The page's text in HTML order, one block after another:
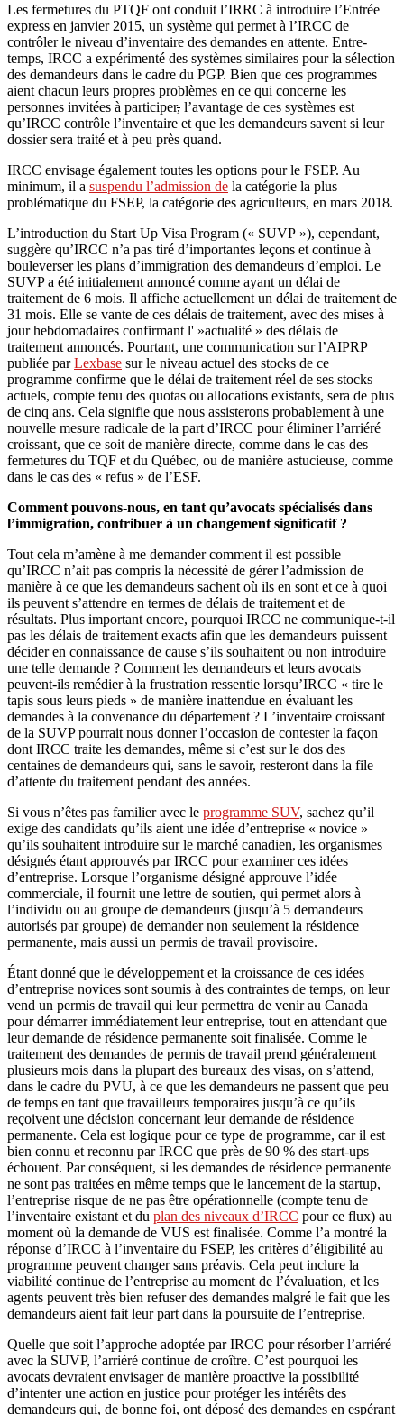
Les fermetures du PTQF ont conduit l’IRRC à introduire l’Entrée
express en janvier 2015, un système qui permet à l’IRCC de
contrôler le niveau d’inventaire des demandes en attente. Entre-
temps, IRCC a expérimenté des systèmes similaires pour la sélection
des demandeurs dans le cadre du PGP. Bien que ces programmes
aient chacun leurs propres problèmes en ce qui concerne les
personnes invitées à participer, l’avantage de ces systèmes est
qu’IRCC contrôle l’inventaire et que les demandeurs savent si leur
dossier sera traité et à peu près quand.
IRCC envisage également toutes les options pour le FSEP. Au
minimum, il a suspendu l’admission de la catégorie la plus
problématique du FSEP, la catégorie des agriculteurs, en mars 2018.
L’introduction du Start Up Visa Program (« SUVP »), cependant,
suggère qu’IRCC n’a pas tiré d’importantes leçons et continue à
bouleverser les plans d’immigration des demandeurs d’emploi. Le
SUVP a été initialement annoncé comme ayant un délai de
traitement de 6 mois. Il affiche actuellement un délai de traitement de
31 mois. Elle se vante de ces délais de traitement, avec des mises à
jour hebdomadaires confirmant l' »actualité » des délais de
traitement annoncés. Pourtant, une communication sur l’AIPRP
publiée parLexbase sur le niveau actuel des stocks de ce
programme confirme que le délai de traitement réel de ses stocks
actuels, compte tenu des quotas ou allocations existants, sera de plus
de cinq ans. Cela signifie que nous assisterons probablement à une
nouvelle mesure radicale de la part d’IRCC pour éliminer l’arriéré
croissant, que ce soit de manière directe, comme dans le cas des
fermetures du TQF et du Québec, ou de manière astucieuse, comme
dans le cas des « refus » de l’ESF.
Comment pouvons-nous, en tant qu’avocats spécialisés dans
l’immigration, contribuer à un changement significatif ?
Tout cela m’amène à me demander comment il est possible
qu’IRCC n’ait pas compris la nécessité de gérer l’admission de
manière à ce que les demandeurs sachent où ils en sont et ce à quoi
ils peuvent s’attendre en termes de délais de traitement et de
résultats. Plus important encore, pourquoi IRCC ne communique-t-il
pas les délais de traitement exacts afin que les demandeurs puissent
décider en connaissance de cause s’ils souhaitent ou non introduire
une telle demande ? Comment les demandeurs et leurs avocats
peuvent-ils remédier à la frustration ressentie lorsqu’IRCC « tire le
tapis sous leurs pieds » de manière inattendue en évaluant les
demandes à la convenance du département ? L’inventaire croissant
de la SUVP pourrait nous donner l’occasion de contester la façon
dont IRCC traite les demandes, même si c’est sur le dos des
centaines de demandeurs qui, sans le savoir, resteront dans la file
d’attente du traitement pendant des années.
Si vous n’êtes pas familier avec le programme SUV, sachez qu’il
exige des candidats qu’ils aient une idée d’entreprise « novice »
qu’ils souhaitent introduire sur le marché canadien, les organismes
désignés étant approuvés par IRCC pour examiner ces idées
d’entreprise. Lorsque l’organisme désigné approuve l’idée
commerciale, il fournit une lettre de soutien, qui permet alors à
l’individu ou au groupe de demandeurs (jusqu’à 5 demandeurs
autorisés par groupe) de demander non seulement la résidence
permanente, mais aussi un permis de travail provisoire.
Étant donné que le développement et la croissance de ces idées
d’entreprise novices sont soumis à des contraintes de temps, on leur
vend un permis de travail qui leur permettra de venir au Canada
pour démarrer immédiatement leur entreprise, tout en attendant que
leur demande de résidence permanente soit finalisée. Comme le
traitement des demandes de permis de travail prend généralement
plusieurs mois dans la plupart des bureaux des visas, on s’attend,
dans le cadre du PVU, à ce que les demandeurs ne passent que peu
de temps en tant que travailleurs temporaires jusqu’à ce qu’ils
reçoivent une décision concernant leur demande de résidence
permanente. Cela est logique pour ce type de programme, car il est
bien connu et reconnu par IRCC que près de 90 % des start-ups
échouent. Par conséquent, si les demandes de résidence permanente
ne sont pas traitées en même temps que le lancement de la startup,
l’entreprise risque de ne pas être opérationnelle (compte tenu de
l’inventaire existant et du plan des niveaux d’IRCC pour ce flux) au
moment où la demande de VUS est finalisée. Comme l’a montré la
réponse d’IRCC à l’inventaire du FSEP, les critères d’éligibilité au
programme peuvent changer sans préavis. Cela peut inclure la
viabilité continue de l’entreprise au moment de l’évaluation, et les
agents peuvent très bien refuser des demandes malgré le fait que les
demandeurs aient fait leur part dans la poursuite de l’entreprise.
Quelle que soit l’approche adoptée par IRCC pour résorber l’arriéré
avec la SUVP, l’arriéré continue de croître. C’est pourquoi les
avocats devraient envisager de manière proactive la possibilité
d’intenter une action en justice pour protéger les intérêts des
demandeurs qui, de bonne foi, ont déposé des demandes en espérant